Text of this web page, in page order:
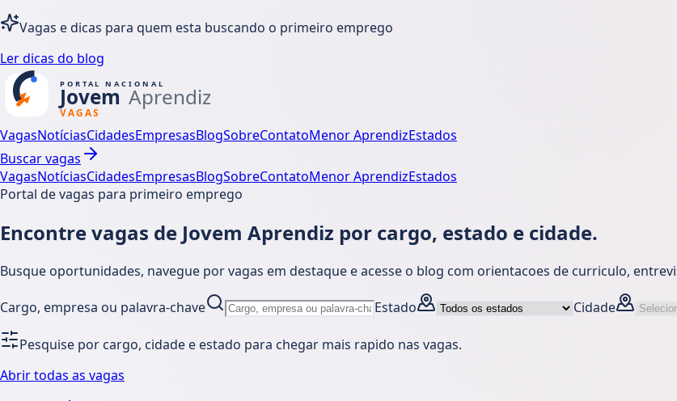
Vagas e dicas para quem esta buscando o primeiro emprego
Ler dicas do blog
VagasNotíciasCidadesEmpresasBlogSobreContatoMenor AprendizEstados
Buscar vagas
VagasNotíciasCidadesEmpresasBlogSobreContatoMenor AprendizEstados
Portal de vagas para primeiro emprego
Encontre vagas de Jovem Aprendiz por cargo, estado e cidade.
Busque oportunidades, navegue por vagas em destaque e acesse o blog com orientacoes de curriculo,
Cargo, empresa ou palavra-chave Estado Cidade
Pesquise por cargo, cidade e estado para chegar mais rapido nas vagas.
Abrir todas as vagas